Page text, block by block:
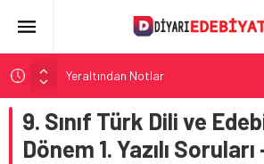
Yeraltından Notlar
Aylak Adam
Zebercet
Demiryolu Hikâyecileri
9. Sınıf Türk Dili ve
Dönem 1. Yazılı Soruları